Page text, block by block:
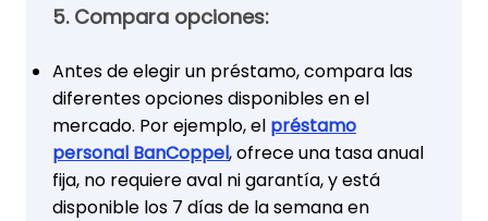
5. Compara opciones:
Antes de elegir un préstamo, compara las
diferentes opciones disponibles en el
mercado. Por ejemplo, el préstamo
personal BanCoppel, ofrece una tasa anual
fija, no requiere aval ni garantía, y está
disponible los 7 días de la semana en